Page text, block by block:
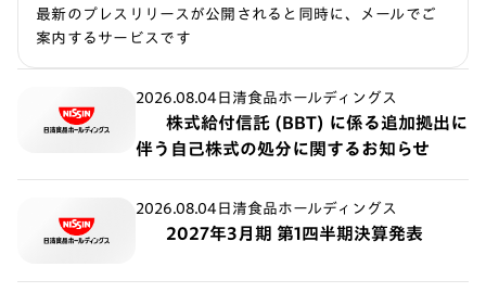
最新のプレスリリースが公開されると同時に、メールでご
案内するサービスです
2026.08.04 日清食品ホールディングス
株式給付信託 (BBT) に係る追加拠出に
伴う自己株式の処分に関するお知らせ
2026.08.04 日清食品ホールディングス
2027年3月期 第1四半期決算発表